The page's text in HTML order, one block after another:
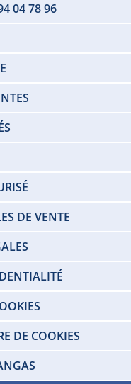
04 78 96
DE VENTE
DE COOKIES